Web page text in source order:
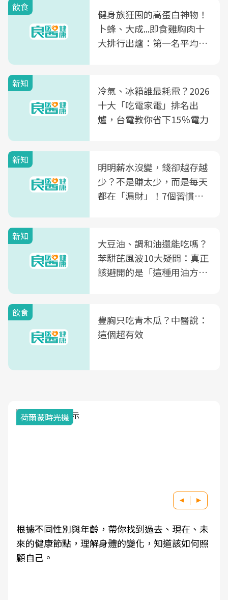
飲食
健身族狂囤的高蛋白神物！
卜蜂、大成...即食雞胸肉十
大排行出爐：第一名平均一
新知
冷氣、冰箱誰最耗電？2026
十大「吃電家電」排名出
爐，台電教你省下15％電力
新知
明明薪水沒變，錢卻越存越
少？不是賺太少，而是每天
都在「漏財」！7個習慣一
新知
大豆油、調和油還能吃嗎？
苯駢芘風波10大疑問：真正
該避開的是「這種用油方
飲食
豐胸只吃青木瓜？中醫說：
這個超有效
荷爾蒙時光機
根據不同性別與年齡，帶你找到過去、現在、未
來的健康節點，理解身體的變化，知道該如何照
顧自己。